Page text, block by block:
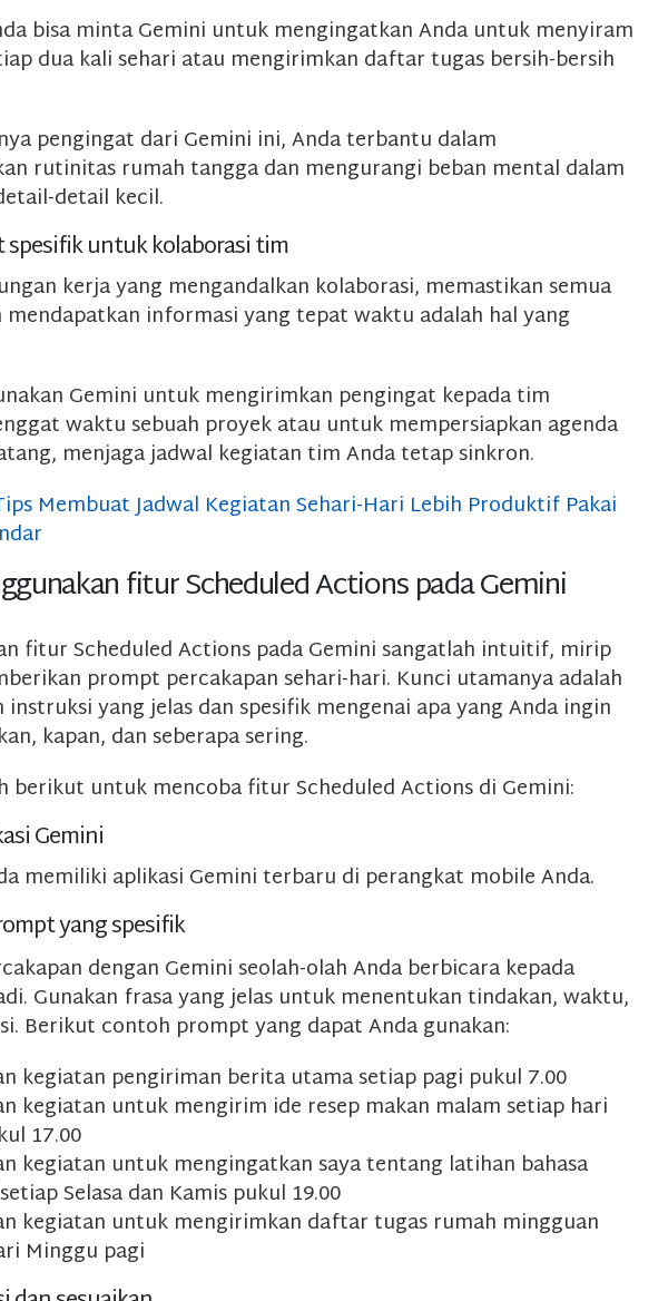
bisa minta Gemini untuk mengingatkan Anda untuk menyiram
dua kali sehari atau mengirimkan daftar tugas bersih-bersih
pengingat dari Gemini ini, Anda terbantu dalam
rutinitas rumah tangga dan mengurangi beban mental dalam
detail kecil.
spesifik untuk kolaborasi tim
kerja yang mengandalkan kolaborasi, memastikan semua
informasi yang tepat waktu adalah hal yang
Gemini untuk mengirimkan pengingat kepada tim
waktu sebuah proyek atau untuk mempersiapkan agenda
menjaga jadwal kegiatan tim Anda tetap sinkron.
Membuat Jadwal Kegiatan Sehari-Hari Lebih Produktif Pakai
fitur Scheduled Actions pada Gemini
fitur Scheduled Actions pada Gemini sangatlah intuitif, mirip
prompt percakapan sehari-hari. Kunci utamanya adalah
yang jelas dan spesifik mengenai apa yang Anda ingin
kapan, dan seberapa sering.
berikut untuk mencoba fitur Scheduled Actions di Gemini:
Gemini
memiliki aplikasi Gemini terbaru di perangkat mobile Anda.
yang spesifik
dengan Gemini seolah-olah Anda berbicara kepada
Gunakan frasa yang jelas untuk menentukan tindakan, waktu,
Berikut contoh prompt yang dapat Anda gunakan:
kegiatan pengiriman berita utama setiap pagi pukul 7.00
kegiatan untuk mengirim ide resep makan malam setiap hari
17.00
kegiatan untuk mengingatkan saya tentang latihan bahasa
Selasa dan Kamis pukul 19.00
kegiatan untuk mengirimkan daftar tugas rumah mingguan
Minggu pagi